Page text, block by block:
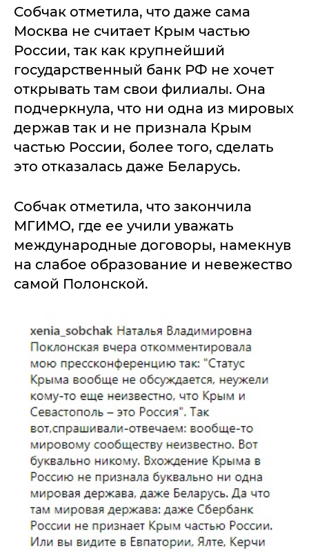
Собчак отметила, что даже сама
Москва не считает Крым частью
России, так как крупнейший
государственный банк РФ не хочет
открывать там свои филиалы. Она
подчеркнула, что ни одна из мировых
держав так и не признала Крым
частью России, более того, сделать
это отказалась даже Беларусь.
Собчак отметила, что закончила
МГИМО, где ее учили уважать
международные договоры, намекнув
на слабое образование и невежество
самой Полонской.